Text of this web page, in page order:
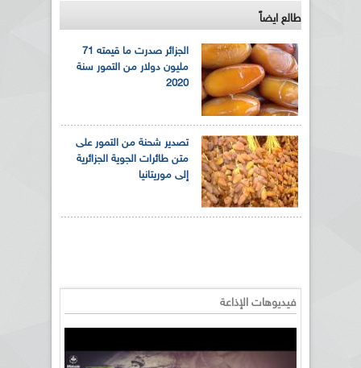
طالع ايضاً
الجزائر صدرت ما قيمته 71
مليون دولار من التمور سنة
2020
تصدير شحنة من التمور على
متن طائرات الجوية الجزائرية
إلى موريتانيا
فيديوهات الإذاعة